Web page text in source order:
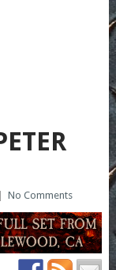
No Comments